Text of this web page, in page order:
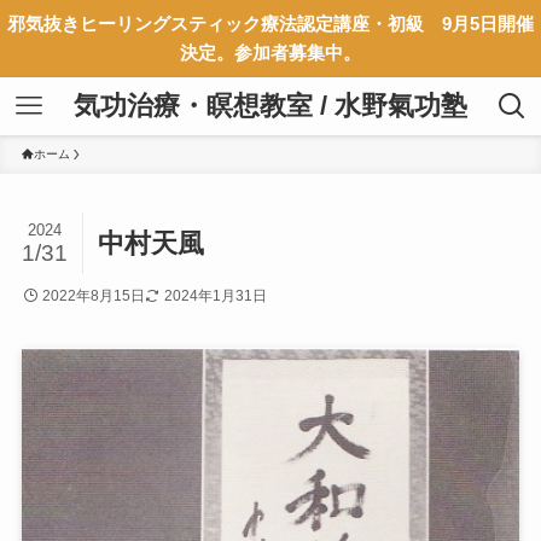
邪気抜きヒーリングスティック療法認定講座・初級 9月5日開催
決定。参加者募集中。
気功治療・瞑想教室 / 水野氣功塾
ホーム
中村天風
2024
1/31
2022年8月15日 2024年1月31日